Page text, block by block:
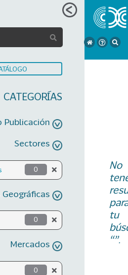
CATEGORÍAS
Publicación
Sectores
0
0
Mercados
0
No
tu
“”.